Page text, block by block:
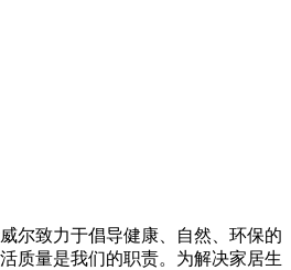
尔致力于倡导健康、自然、环保的
质量是我们的职责。为解决家居生